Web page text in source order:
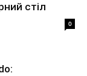
стіл
0